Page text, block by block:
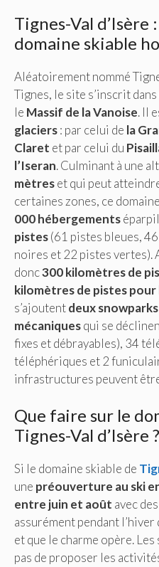
Tignes-Val d’Isère
domaine skiable
Aléatoirement nommé
Tignes, le site s’inscrit
le Massif de la Vanoise. Il
glaciers: par celui de la
Claret et par celui du
l’Iseran. Culminant à une
mètreset qui peut
certaines zones, ce
000 hébergements
pistes(61 pistes bleues,
noires et 22 pistes vertes).
donc300 kilomètres de
kilomètres de pistes pour
s’ajoutentdeux
mécaniquesqui se
fixes et débrayables), 34
téléphériques et 2
infrastructures peuvent
Que faire sur le
Tignes-Val d’Isère ?
Si le domaine skiable de
une préouverture au ski
entre juin et août avec
assurément pendant
et que le charme opère.
pas de proposer les